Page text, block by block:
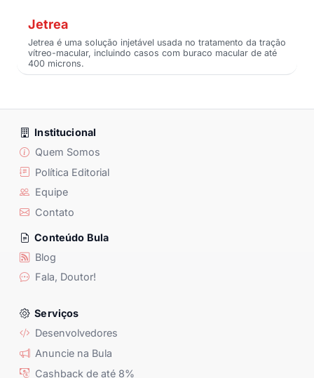
Jetrea
Jetrea é uma solução injetável usada no tratamento da tração
vítreo-macular, incluindo casos com buraco macular de até
400 microns.
Institucional
Quem Somos
Política Editorial
Equipe
Contato
Conteúdo Bula
Blog
Fala, Doutor!
Serviços
Desenvolvedores
Anuncie na Bula
Cashback de até 8%